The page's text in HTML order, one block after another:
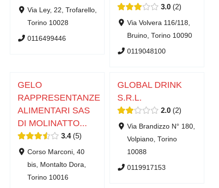
Via Ley, 22, Trofarello,
Torino 10028
0116499446
3.0 2
Via Volvera 116/118,
Bruino, Torino 10090
0119048100
GELO
RAPPRESENTANZE
ALIMENTARI SAS
DI MOLINATTO...
3.4 5
Corso Marconi, 40
bis, Montalto Dora,
Torino 10016
GLOBAL DRINK
S.R.L.
2.0 2
Via Brandizzo N° 180,
Volpiano, Torino
10088
0119917153